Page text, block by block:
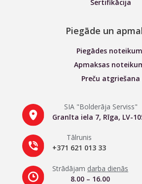
Sertifikācija
Piegāde un
Piegādes
Apmaksas
Preču atgriešana
SIA "Bolderāja Serviss"
Granīta iela 7, Rīga, LV-
Tālrunis
+371 621 013 33
Strādājam darba dienās
8.00 – 16.00